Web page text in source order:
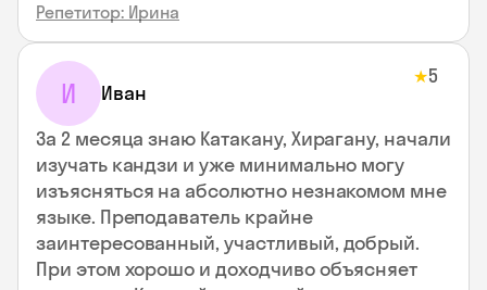
Репетитор: Ирина
И Иван
★5
За 2 месяца знаю Катакану, Хирагану, начали
изучать кандзи и уже минимально могу
изъясняться на абсолютно незнакомом мне
языке. Преподаватель крайне
заинтересованный, участливый, добрый.
При этом хорошо и доходчиво объясняет